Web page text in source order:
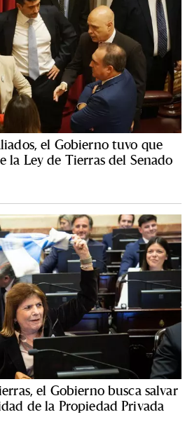
el Gobierno tuvo que
la Ley de Tierras del Senado
el Gobierno busca salvar
de la Propiedad Privada